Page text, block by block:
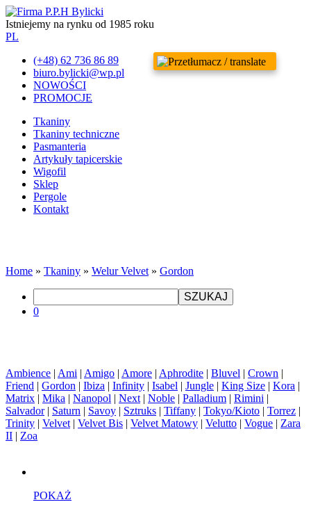
Istniejemy na rynku od 1985 roku
PL
(+48) 62 736 86 89
biuro.bylicki@wp.pl
NOWOŚCI
PROMOCJE
Tkaniny
Tkaniny techniczne
Pasmanteria
Artykuły tapicerskie
Wigofil
Sklep
Pergole
Kontakt
Home » Tkaniny » Welur Velvet » Gordon
SZUKAJ
0
Ambience | Ami | Amigo | Amore | Aphrodite | Bluvel | Crown |
Friend | Gordon | Ibiza | Infinity | Isabel | Jungle | King Size | Kora |
Matrix | Mika | Nanopol | Next | Noble | Palladium | Rimini |
Salvador| Saturn | Savoy | Sztruks | Tiffany | Tokyo/Kioto | Torrez |
Trinity | Velvet | Velvet Bis | Velvet Matowy | Velutto | Vogue | Zara
II | Zoa
POKAŻ